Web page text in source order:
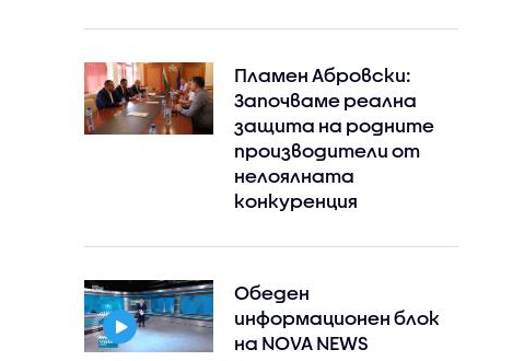
Пламен Абровски:
Започваме реална
защита на родните
производители от
нелоялната
конкуренция
Обеден
информационен блок
на NOVA NEWS